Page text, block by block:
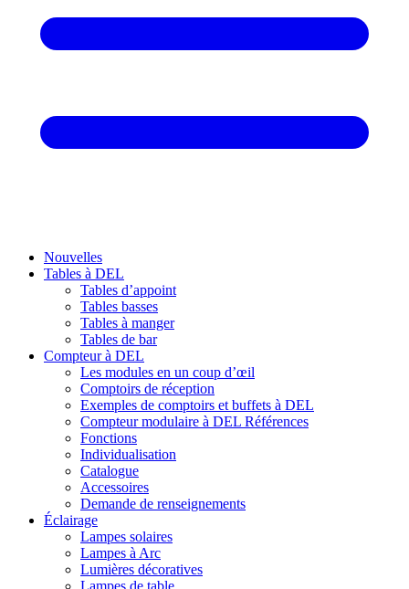
Nouvelles
Tables à DEL
Tables d’appoint
Tables basses
Tables à manger
Tables de bar
Compteur à DEL
Les modules en un coup d’œil
Comptoirs de réception
Exemples de comptoirs et buffets à DEL
Compteur modulaire à DEL Références
Fonctions
Individualisation
Catalogue
Accessoires
Demande de renseignements
Éclairage
Lampes solaires
Lampes à Arc
Lumières décoratives
Lampes de table